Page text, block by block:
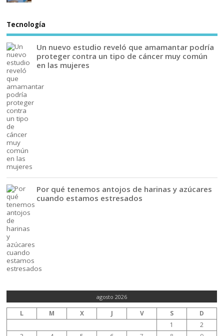
Tecnología
Un nuevo estudio reveló que amamantar podría
proteger contra un tipo de cáncer muy común
en las mujeres
Por qué tenemos antojos de harinas y azúcares
cuando estamos estresados
agosto 2026
L M X J V S
D
1
2